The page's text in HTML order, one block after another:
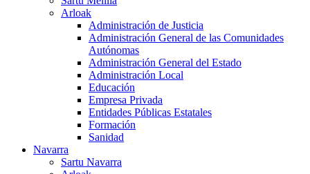
Arloak
Administración de Justicia
Administración General de las Comunidades
Autónomas
Administración General del Estado
Administración Local
Educación
Empresa Privada
Entidades Públicas Estatales
Formación
Sanidad
Navarra
Sartu Navarra